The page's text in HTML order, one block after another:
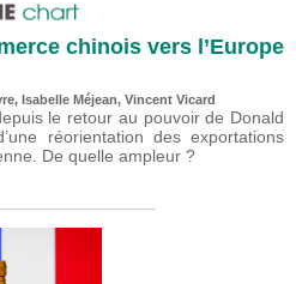
chinois vers l’Europe
, Isabelle Méjean, Vincent Vicard
le retour au pouvoir de Donald
réorientation des exportations
De quelle ampleur ?